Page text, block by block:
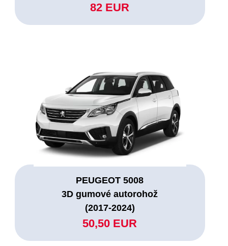
82 EUR
PEUGEOT 5008
3D gumové autorohož
(2017-2024)
50,50 EUR